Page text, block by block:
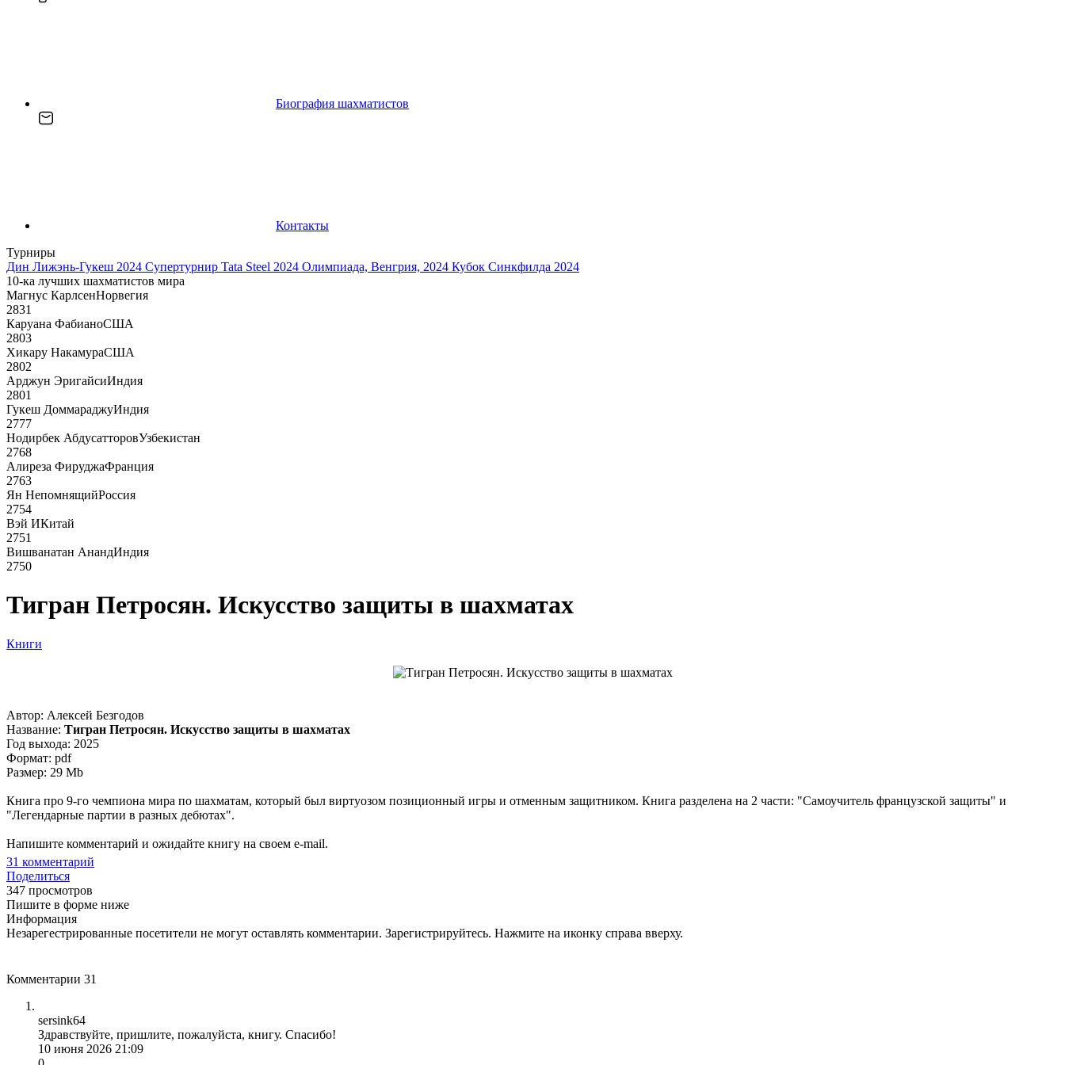
Биография шахматистов
Контакты
Турниры
Дин Лижэнь-Гукеш 2024 Супертурнир Tata Steel 2024 Олимпиада, Венгрия, 2024 Кубок Синкфилда 2024
10-ка лучших шахматистов мира
Магнус КарлсенНорвегия
2831
Каруана ФабианоСША
2803
Хикару НакамураСША
2802
Арджун ЭригайсиИндия
2801
Гукеш ДоммараджуИндия
2777
Нодирбек АбдусатторовУзбекистан
2768
Алиреза ФируджаФранция
2763
Ян НепомнящийРоссия
2754
Вэй ИКитай
2751
Вишванатан АнандИндия
2750
Тигран Петросян. Искусство защиты в шахматах
Книги
Автор: Алексей Безгодов
Название: Тигран Петросян. Искусство защиты в шахматах
Год выхода: 2025
Формат: pdf
Размер: 29 Mb
Книга про 9-го чемпиона мира по шахматам, который был виртуозом позиционный игры и отменным защитником. Книга разделена на 2 части: "Самоучитель французской защиты" и
"Легендарные партии в разных дебютах".
Напишите комментарий и ожидайте книгу на своем e-mail.
31 комментарий
Поделиться
347 просмотров
Пишите в форме ниже
Информация
Незарегестрированные посетители не могут оставлять комментарии. Зарегистрируйтесь. Нажмите на иконку справа вверху.
Комментарии 31
sersink64
Здравствуйте, пришлите, пожалуйста, книгу. Спасибо!
10 июня 2026 21:09